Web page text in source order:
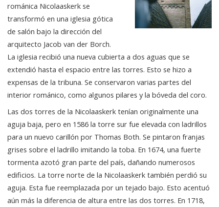
románica Nicolaaskerk se
transformó en una iglesia gótica
de salón bajo la dirección del
arquitecto Jacob van der Borch.
La iglesia recibió una nueva cubierta a dos aguas que se
extendió hasta el espacio entre las torres. Esto se hizo a
expensas de la tribuna. Se conservaron varias partes del
interior románico, como algunos pilares y la bóveda del coro.
Las dos torres de la Nicolaaskerk tenían originalmente una
aguja baja, pero en 1586 la torre sur fue elevada con ladrillos
para un nuevo carillón por Thomas Both. Se pintaron franjas
grises sobre el ladrillo imitando la toba. En 1674, una fuerte
tormenta azotó gran parte del país, dañando numerosos
edificios. La torre norte de la Nicolaaskerk también perdió su
aguja. Esta fue reemplazada por un tejado bajo. Esto acentuó
aún más la diferencia de altura entre las dos torres. En 1718,